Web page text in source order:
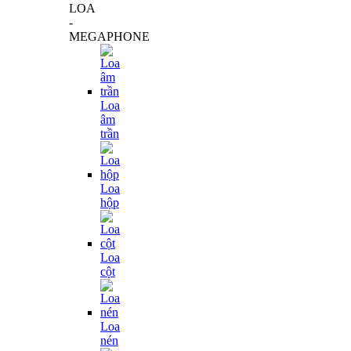
LOA
-
MEGAPHONE
Loa
âm
trần
Loa
hộp
Loa
cột
Loa
nén